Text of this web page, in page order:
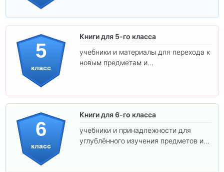
5
класс
Книги для 5-го класса
учебники и материалы для перехода к
новым предметам и
6
класс
Книги для 6-го класса
учебники и принадлежности для
углублённого изучения предметов и